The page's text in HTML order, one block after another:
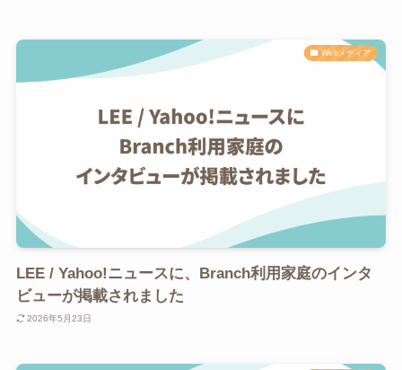
Webメディア
LEE / Yahoo!ニュースに、Branch利用家庭のインタ
ビューが掲載されました
2026年5月23日